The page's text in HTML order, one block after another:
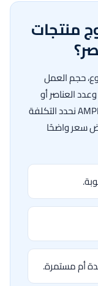
منتجات
حجم العمل
العناصر أو
الصفحات أو التصميمات المطلوبة. في AMPRO نحدد التكلفة
سعر واضحًا
أم مستمرة.